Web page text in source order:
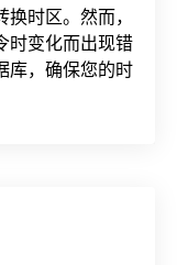
时区。然而，
时变化而出现错
库，确保您的时